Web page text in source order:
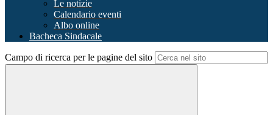
Le notizie
Calendario eventi
Albo online
Bacheca Sindacale
Campo di ricerca per le pagine del sito